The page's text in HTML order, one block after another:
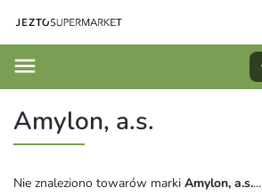
Amylon, a.s.
Nie znaleziono towarów marki Amylon, a.s....